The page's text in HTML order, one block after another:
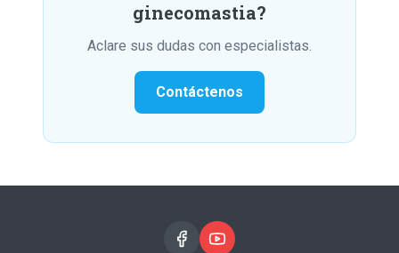
ginecomastia?
Aclare sus dudas con especialistas.
Contáctenos